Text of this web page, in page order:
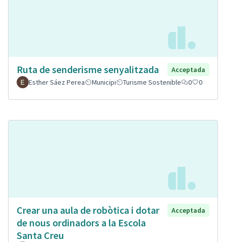
Ruta de senderisme senyalitzada
Acceptada
Esther Sáez Perea
Municipi Turisme Sostenible 0 0
Crear una aula de robòtica i dotar
de nous ordinadors a la Escola
Santa Creu
Acceptada